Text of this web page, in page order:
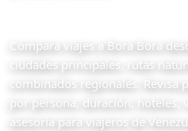
Compara viajes a Bora Bora
ciudades principales, rutas
combinados regionales. Revisa
por persona, duración, hoteles,
asesoría para viajeros de